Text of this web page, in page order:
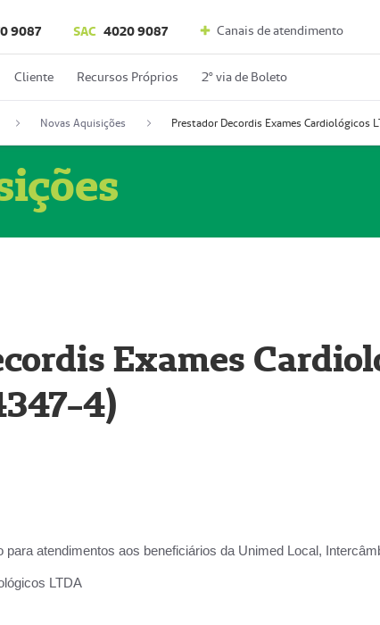
9087 SAC 4020 9087 Canais de atendimento
Cliente Recursos Próprios 2º via de Boleto
Novas Aquisições
Exames
4)
para atendimentos aos beneficiários da Unimed Local,
LTDA